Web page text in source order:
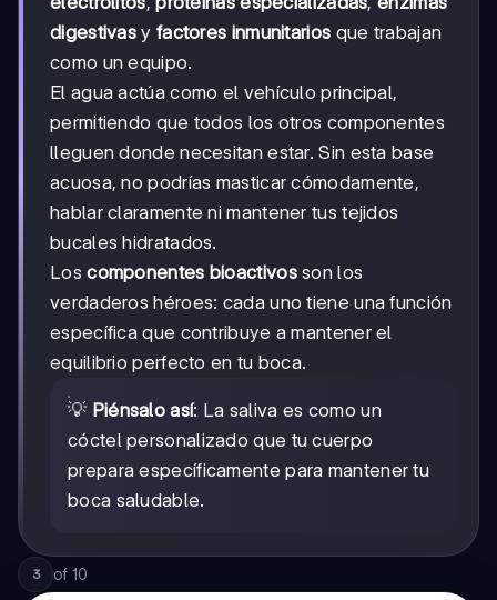
digestivas y factores inmunitarios que trabajan
como un equipo.
El agua actúa como el vehículo principal,
permitiendo que todos los otros componentes
lleguen donde necesitan estar. Sin esta base
acuosa, no podrías masticar cómodamente,
hablar claramente ni mantener tus tejidos
bucales hidratados.
Loscomponentes bioactivosson los
verdaderos héroes: cada uno tiene una función
específica que contribuye a mantener el
equilibrio perfecto en tu boca.
💡 Piénsalo así: La saliva es como un
cóctel personalizado que tu cuerpo
prepara específicamente para mantener tu
boca saludable.
3 of 10